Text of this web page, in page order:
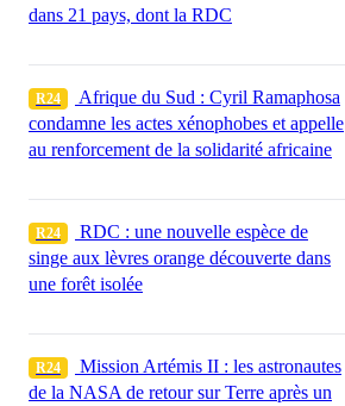
dans 21 pays, dont la RDC
R24
Afrique du Sud : Cyril Ramaphosa
condamne les actes xénophobes et appelle
au renforcement de la solidarité africaine
R24
RDC : une nouvelle espèce de
singe aux lèvres orange découverte dans
une forêt isolée
R24
Mission Artémis II : les astronautes
de la NASA de retour sur Terre après un